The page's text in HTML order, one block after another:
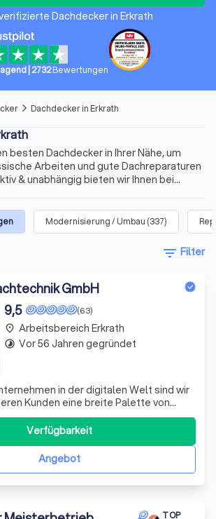
Dachdecker in Erkrath
| 2732 Bewertungen
arrow_forward_ios Dachdecker in Erkrath
besten Dachdecker in Ihrer Nähe, um
Arbeiten und gute Dachreparaturen
& unabhängig bieten wir Ihnen bei
Alt- und Neubauten. Ergänzt um echte
Vorabinformationen ist der
nur wenige Mouseklicks von Ihnen
Modernisierung / Umbau (337)
filter_list Filter
GmbH
(63)
9,5
in der digitalen Welt sind wir
Kunden eine breite Palette von
Wir sind Experten in den
digitale Transformation und
Unsere Dienstleistungen sind auf die
jede
Angebot
Verfügbarkeit
place Arbeitsbereich Erkrath
timelapse Vor 56 Jahren gegründet
TOP